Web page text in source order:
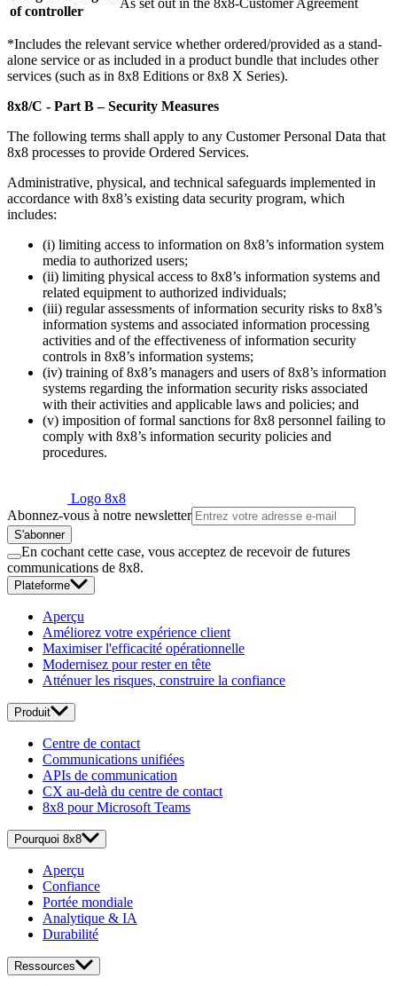
of controller
*Includes the relevant service whether ordered/provided as a stand-
alone service or as included in a product bundle that includes other
services (such as in 8x8 Editions or 8x8 X Series).
8x8/C - Part B – Security Measures
The following terms shall apply to any Customer Personal Data that
8x8 processes to provide Ordered Services.
Administrative, physical, and technical safeguards implemented in
accordance with 8x8’s existing data security program, which
includes:
(i) limiting access to information on 8x8’s information system
media to authorized users;
(ii) limiting physical access to 8x8’s information systems and
related equipment to authorized individuals;
(iii) regular assessments of information security risks to 8x8’s
information systems and associated information processing
activities and of the effectiveness of information security
controls in 8x8’s information systems;
(iv) training of 8x8’s managers and users of 8x8’s information
systems regarding the information security risks associated
with their activities and applicable laws and policies; and
(v) imposition of formal sanctions for 8x8 personnel failing to
comply with 8x8’s information security policies and
procedures.
Logo 8x8
Abonnez-vous à notre newsletter
S'abonner
En cochant cette case, vous acceptez de recevoir de futures
communications de 8x8.
Plateforme
Aperçu
Améliorez votre expérience client
Maximiser l'efficacité opérationnelle
Modernisez pour rester en tête
Atténuer les risques, construire la confiance
Produit
Centre de contact
Communications unifiées
APIs de communication
CX au-delà du centre de contact
8x8 pour Microsoft Teams
Pourquoi 8x8
Aperçu
Confiance
Portée mondiale
Analytique & IA
Durabilité
Ressources